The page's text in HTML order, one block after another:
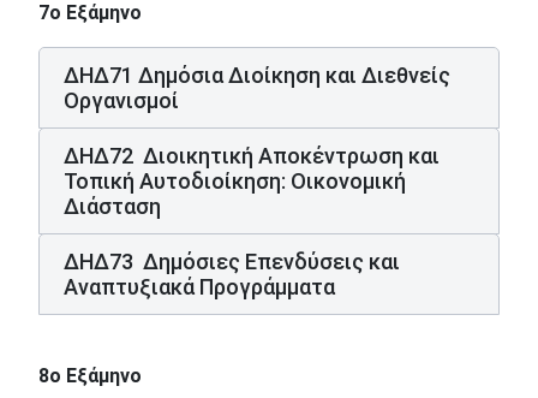
7ο Εξάμηνο
ΔΗΔ71 Δημόσια Διοίκηση και Διεθνείς
Οργανισμοί
ΔΗΔ72 Διοικητική Αποκέντρωση και
Τοπική Αυτοδιοίκηση: Οικονομική
Διάσταση
ΔΗΔ73 Δημόσιες Επενδύσεις και
Αναπτυξιακά Προγράμματα
8ο Εξάμηνο